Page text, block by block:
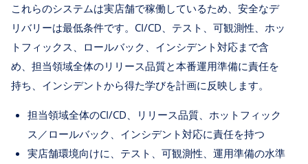
これらのシステムは実店舗で稼働しているため、安全なデ
リバリーは最低条件です。CI/CD、テスト、可観測性、ホッ
トフィックス、ロールバック、インシデント対応まで含
め、担当領域全体のリリース品質と本番運用準備に責任を
持ち、インシデントから得た学びを計画に反映します。
担当領域全体のCI/CD、リリース品質、ホットフィック
ス／ロールバック、インシデント対応に責任を持つ
実店舗環境向けに、テスト、可観測性、運用準備の水準